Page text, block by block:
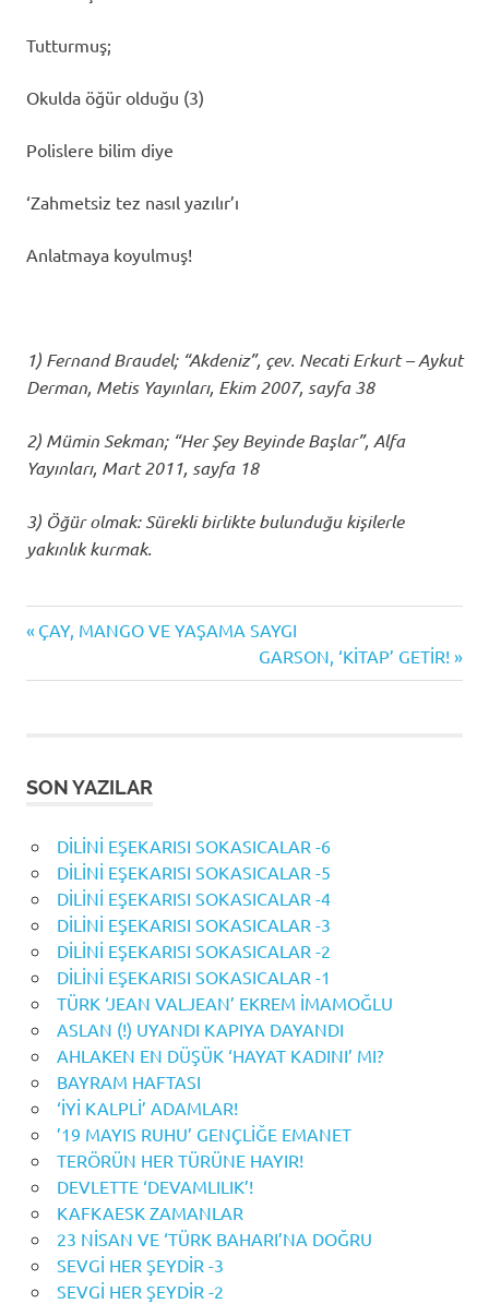
Tutturmuş;
Okulda öğür olduğu (3)
Polislere bilim diye
‘Zahmetsiz tez nasıl yazılır’ı
Anlatmaya koyulmuş!
1) Fernand Braudel; “Akdeniz”, çev. Necati Erkurt – Aykut
Derman, Metis Yayınları, Ekim 2007, sayfa 38
2) Mümin Sekman; “Her Şey Beyinde Başlar”, Alfa
Yayınları, Mart 2011, sayfa 18
3) Öğür olmak: Sürekli birlikte bulunduğu kişilerle
yakınlık kurmak.
Yazı
gezinmesi
Previous
ÇAY, MANGO VE YAŞAMA SAYGI
Next
Post:
GARSON, ‘KİTAP’ GETİR!
SON YAZILAR
DİLİNİ EŞEKARISI SOKASICALAR -6
DİLİNİ EŞEKARISI SOKASICALAR -5
DİLİNİ EŞEKARISI SOKASICALAR -4
DİLİNİ EŞEKARISI SOKASICALAR -3
DİLİNİ EŞEKARISI SOKASICALAR -2
DİLİNİ EŞEKARISI SOKASICALAR -1
TÜRK ‘JEAN VALJEAN’ EKREM İMAMOĞLU
ASLAN (!) UYANDI KAPIYA DAYANDI
AHLAKEN EN DÜŞÜK ‘HAYAT KADINI’ MI?
BAYRAM HAFTASI
‘İYİ KALPLİ’ ADAMLAR!
’19 MAYIS RUHU’ GENÇLİĞE EMANET
TERÖRÜN HER TÜRÜNE HAYIR!
DEVLETTE ‘DEVAMLILIK’!
KAFKAESK ZAMANLAR
23 NİSAN VE ‘TÜRK BAHARI’NA DOĞRU
SEVGİ HER ŞEYDİR -3
SEVGİ HER ŞEYDİR -2